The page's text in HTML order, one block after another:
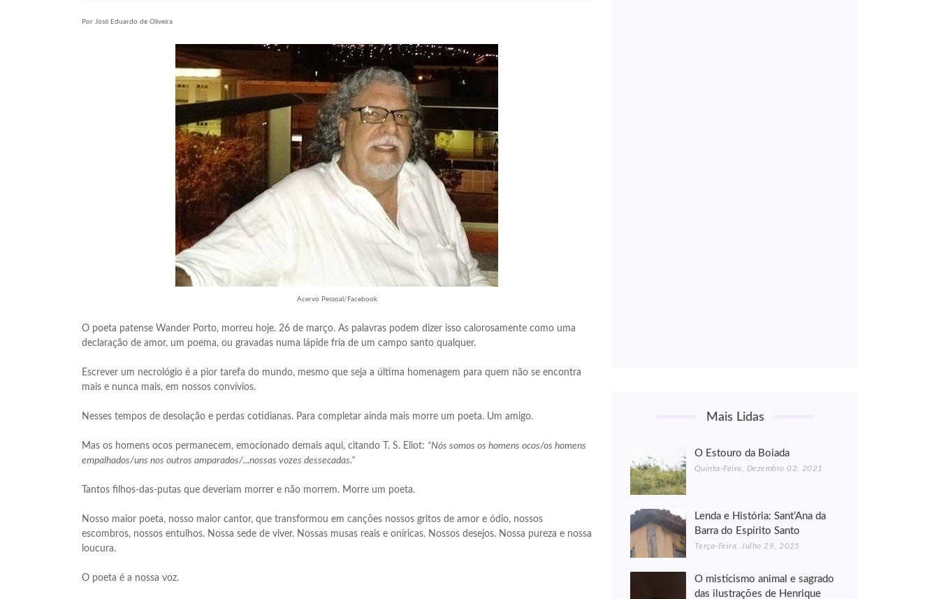
Por José Eduardo de Oliveira
Acervo Pessoal/Facebook
O poeta patense Wander Porto, morreu hoje. 26 de março. As palavras podem dizer isso calorosamente como uma
declaração de amor, um poema, ou gravadas numa lápide fria de um campo santo qualquer.
Escrever um necrológio é a pior tarefa do mundo, mesmo que seja a última homenagem para quem não se encontra
mais e nunca mais, em nossos convívios.
Nesses tempos de desolação e perdas cotidianas. Para completar ainda mais morre um poeta. Um amigo.
Mas os homens ocos permanecem, emocionado demais aqui, citando T. S. Eliot: “Nós somos os homens ocos/os homens
empalhados/uns nos outros amparados/...nossas vozes dessecadas.”
Tantos filhos-das-putas que deveriam morrer e não morrem. Morre um poeta.
Nosso maior poeta, nosso maior cantor, que transformou em canções nossos gritos de amor e ódio, nossos
escombros, nossos entulhos. Nossa sede de viver. Nossas musas reais e oníricas. Nossos desejos. Nossa pureza e nossa
loucura.
O poeta é a nossa voz.
Mais Lidas
O Estouro da Boiada
Quinta-Feira, Dezembro 02, 2021
Lenda e História: Sant’Ana da
Barra do Espírito Santo
Terça-Feira, Julho 29, 2025
O misticismo animal e sagrado
das ilustrações de Henrique